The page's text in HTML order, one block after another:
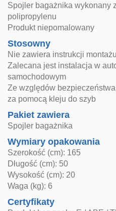
Spojler bagażnika wykonany
polipropylenu
Produkt niepomalowany
Stosowny
Nie zawiera instrukcji montażu
Zalecana jest instalacja w
samochodowym
Ze względów
za pomocą kleju do szyb
Pakiet zawiera
Spojler bagażnika
Wymiary opakowania
Szerokość (cm): 165
Długość (cm): 50
Wysokość (cm): 20
Waga (kg): 6
Certyfikaty